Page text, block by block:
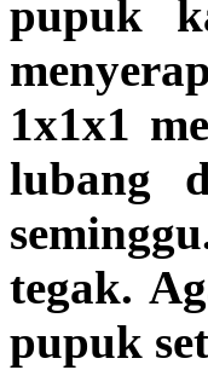
pupuk
1x1x1
lubang
tegak.
pupuk